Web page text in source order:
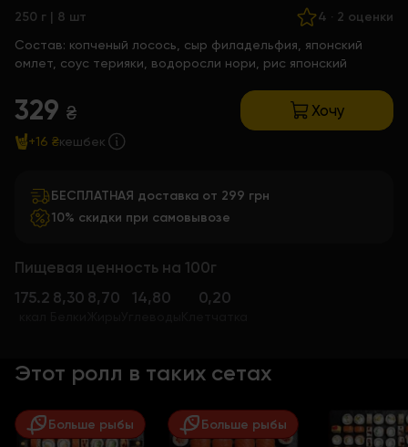
250 г | 8 шт 4 · 2 оценки
Состав: копченый лосось, сыр филадельфия, японский
омлет, соус терияки, водоросли нори, рис японский
329 ₴ Хочу
+16 ₴кешбек
БЕСПЛАТНАЯ доставка от 299 грн
10% скидки при самовывозе
Пищевая ценность на 100г
175.2 8,30 8,70 14,80 0,20
Этот ролл в таких сетах
Больше рыбы Больше рыбы